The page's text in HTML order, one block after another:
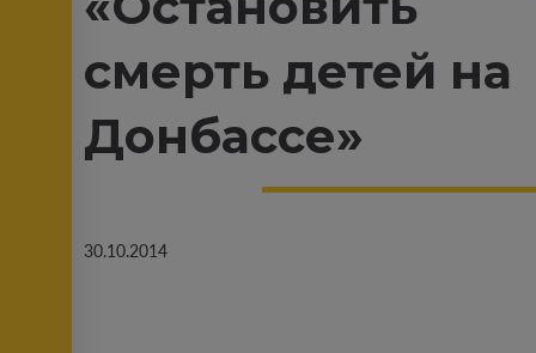
смерть детей на
Донбассе»
30.10.2014